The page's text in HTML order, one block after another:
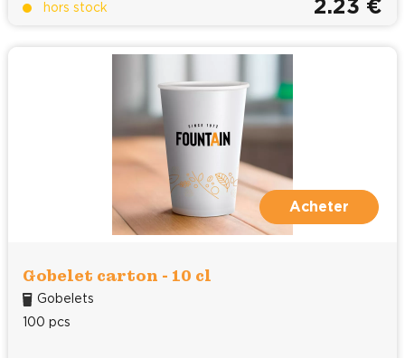
hors stock 2.23 €
Acheter
Gobelet carton - 10 cl
Gobelets
100 pcs